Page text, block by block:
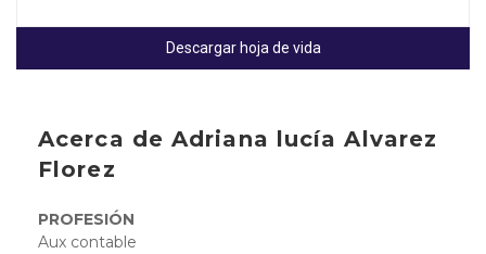
Descargar hoja de vida
Acerca de Adriana lucía Alvarez
Florez
PROFESIÓN
Aux contable